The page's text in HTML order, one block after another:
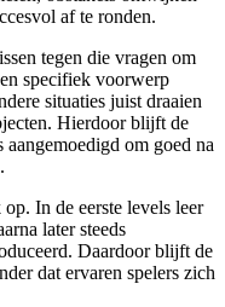
af te ronden.
tegen die vragen om
specifiek voorwerp
situaties juist draaien
Hierdoor blijft de
om goed na
In de eerste levels leer
later steeds
Daardoor blijft de
dat ervaren spelers zich